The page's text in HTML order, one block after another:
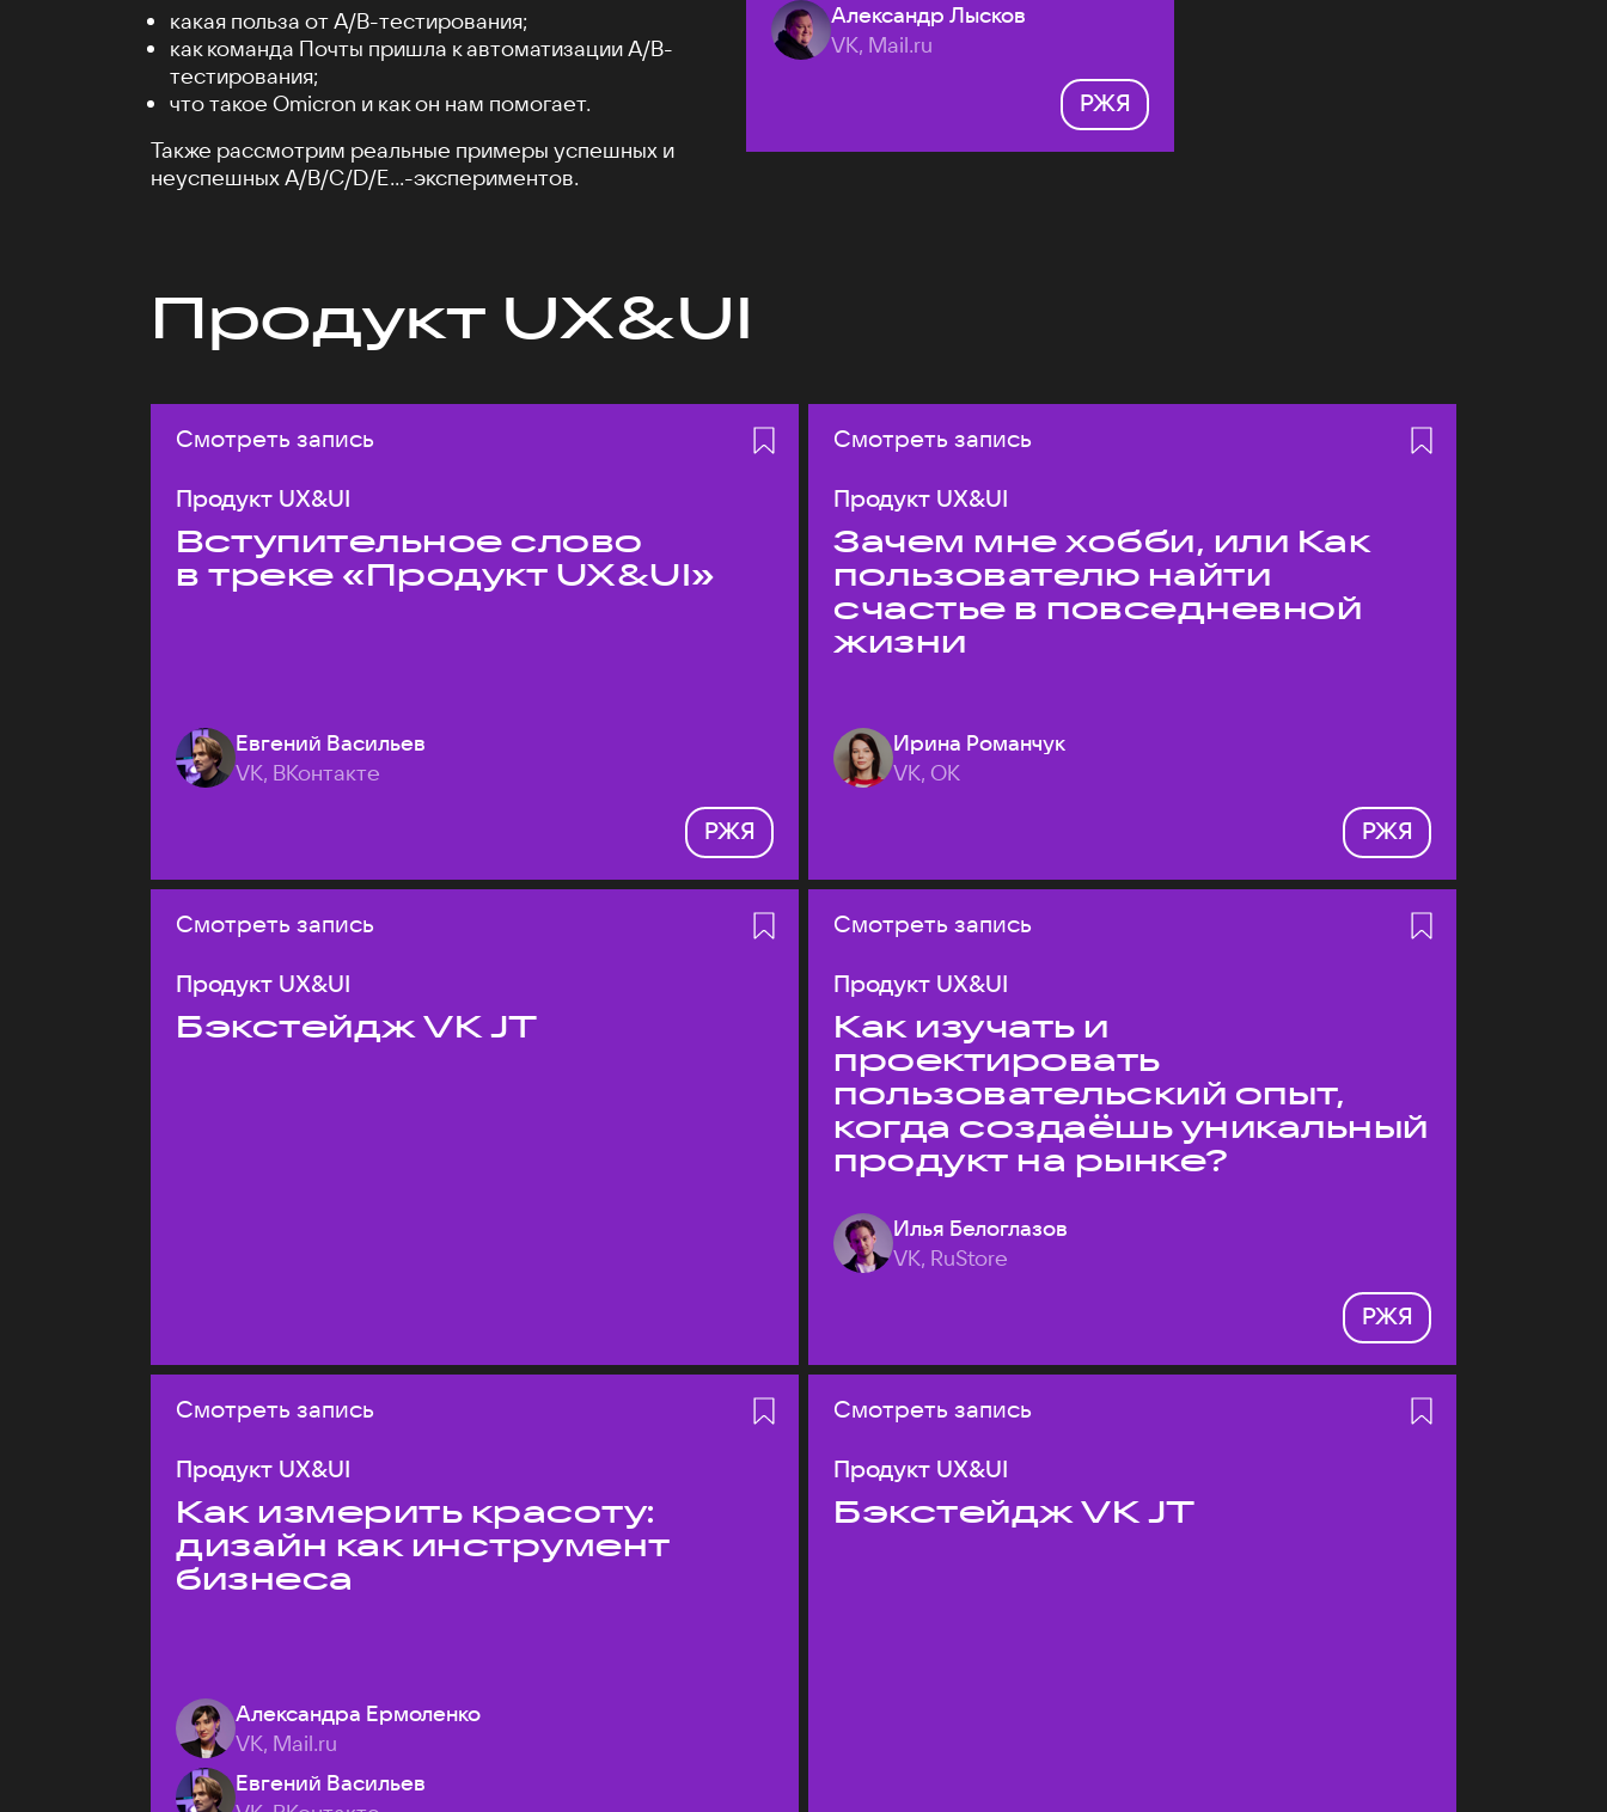
какая польза от А/B-тестирования;
как команда Почты пришла к автоматизации A/B-
тестирования;
что такое Omicron и как он нам помогает.
Также рассмотрим реальные примеры успешных и
неуспешных A/B/C/D/E...-экспериментов.
Александр Лысков
VK, Mail.ru
РЖЯ
Продукт UX&UI
Смотреть запись
Продукт UX&UI
Вступительное слово
в треке «Продукт UX&UI»
Евгений Васильев
VK, ВКонтакте
РЖЯ
Смотреть запись
Продукт UX&UI
Зачем мне хобби, или Как
пользователю найти
счастье в повседневной
жизни
Ирина Романчук
VK, ОК
РЖЯ
Смотреть запись
Продукт UX&UI
Бэкстейдж VK JT
Смотреть запись
Продукт UX&UI
Как изучать и
проектировать
пользовательский опыт,
когда создаёшь уникальный
продукт на рынке?
Илья Белоглазов
VK, RuStore
РЖЯ
Смотреть запись
Продукт UX&UI
Как измерить красоту:
дизайн как инструмент
бизнеса
Александра Ермоленко
VK, Mail.ru
Евгений Васильев
Смотреть запись
Продукт UX&UI
Бэкстейдж VK JT